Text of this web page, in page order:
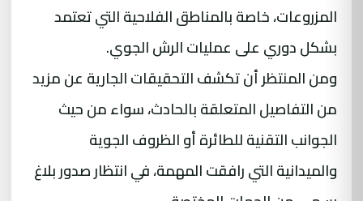
المزروعات، خاصة بالمناطق الفلاحية التي تعتمد
بشكل دوري على عمليات الرش الجوي.
ومن المنتظر أن تكشف التحقيقات الجارية عن مزيد
من التفاصيل المتعلقة بالحادث، سواء من حيث
الجوانب التقنية للطائرة أو الظروف الجوية
والميدانية التي رافقت المهمة، في انتظار صدور بلاغ